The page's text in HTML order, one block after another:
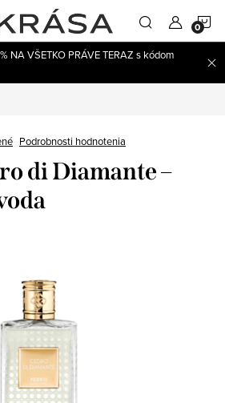
NA VŠETKO PRÁVE TERAZ s kódom
Podrobnosti hodnotenia
di Diamante –